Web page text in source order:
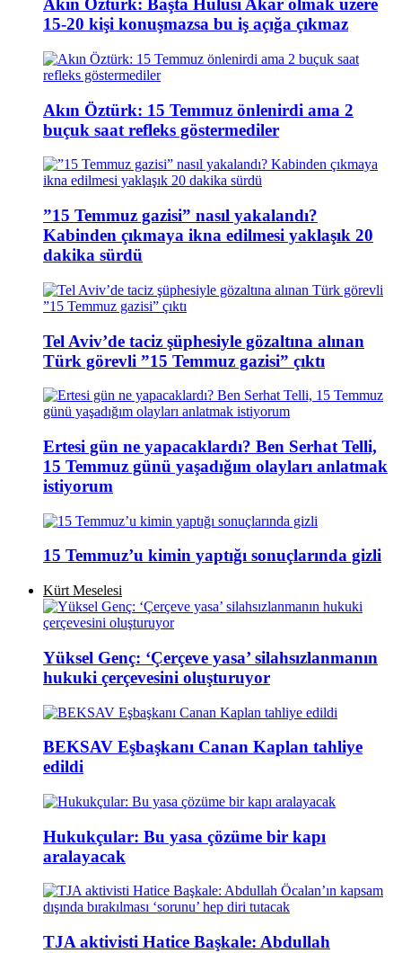
Akın Öztürk: Başta Hulusi Akar olmak üzere
15-20 kişi konuşmazsa bu iş açığa çıkmaz
Akın Öztürk: 15 Temmuz önlenirdi ama 2
buçuk saat refleks göstermediler
”15 Temmuz gazisi” nasıl yakalandı?
Kabinden çıkmaya ikna edilmesi yaklaşık 20
dakika sürdü
Tel Aviv’de taciz şüphesiyle gözaltına alınan
Türk görevli ”15 Temmuz gazisi” çıktı
Ertesi gün ne yapacaklardı? Ben Serhat Telli,
15 Temmuz günü yaşadığım olayları anlatmak
istiyorum
15 Temmuz’u kimin yaptığı sonuçlarında gizli
Kürt Meselesi
Yüksel Genç: ‘Çerçeve yasa’ silahsızlanmanın
hukuki çerçevesini oluşturuyor
BEKSAV Eşbaşkanı Canan Kaplan tahliye
edildi
Hukukçular: Bu yasa çözüme bir kapı
aralayacak
TJA aktivisti Hatice Başkale: Abdullah